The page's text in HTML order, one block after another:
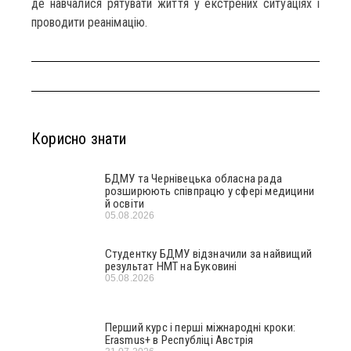
де навчалися рятувати життя у екстрених ситуаціях і
проводити реанімацію.
Корисно знати
БДМУ та Чернівецька обласна рада
розширюють співпрацю у сфері медицини
й освіти
05.08.2026
Студентку БДМУ відзначили за найвищий
результат НМТ на Буковині
05.08.2026
Перший курс і перші міжнародні кроки:
Erasmus+ в Республіці Австрія